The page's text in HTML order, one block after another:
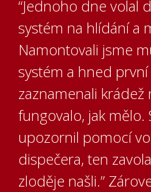
“Jednoho dne volal
systém na hlídání a
Namontovali jsme
systém a hned
zaznamenali krádež
fungovalo, jak mělo.
upozornil pomocí
dispečera, ten
zloděje našli.”